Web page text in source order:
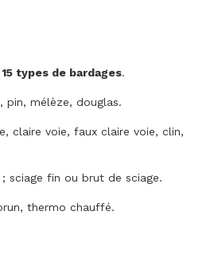
15 types de bardages.
pin, mélèze, douglas.
claire voie, faux claire voie, clin,
sciage fin ou brut de sciage.
thermo chauffé.